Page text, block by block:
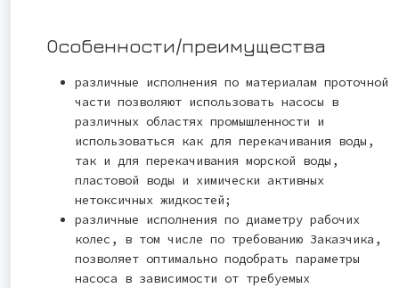
Особенности/преимущества
различные исполнения по материалам проточной
части позволяют использовать насосы в
различных областях промышленности и
использоваться как для перекачивания воды,
так и для перекачивания морской воды,
пластовой воды и химически активных
нетоксичных жидкостей;
различные исполнения по диаметру рабочих
колес, в том числе по требованию Заказчика,
позволяет оптимально подобрать параметры
насоса в зависимости от требуемых